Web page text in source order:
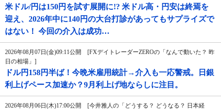
米ドル/円は150円を試す展開に!? 米ドル高・円安は終焉を
迎え、2026年中に140円の大台打診があってもサプライズで
はない！ 今回の介入は成功…
2026年08月07日(金)09:11公開 [FXデイトレーダーZEROの「なんで動いた？ 昨
日の相場」]
ドル円158円半ば！今晩米雇用統計→介入も一応警戒。日銀
利上げペース加速か？9月利上げ地ならしに注目。
2026年08月06日(木)17:00公開 [今井雅人の「どうする？ どうなる？ 日本経